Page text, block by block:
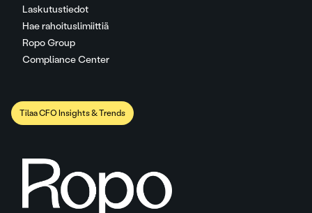
Laskutustiedot
Hae rahoituslimiittiä
Ropo Group
Compliance Center
Tilaa CFO Insights & Trends